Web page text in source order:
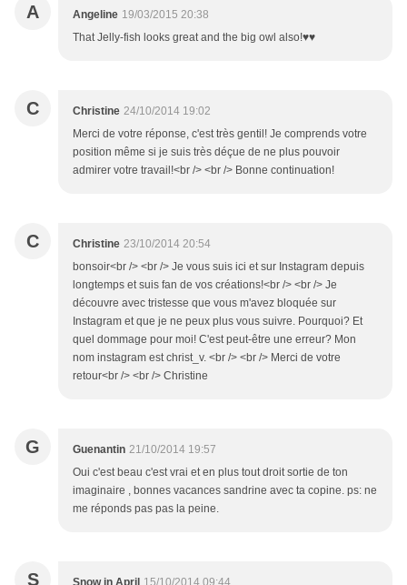
A Angeline 19/03/2015 20:38
That Jelly-fish looks great and the big owl also!♥♥
C Christine 24/10/2014 19:02
Merci de votre réponse, c'est très gentil! Je comprends votre
position même si je suis très déçue de ne plus pouvoir
admirer votre travail!<br /> <br /> Bonne continuation!
C Christine 23/10/2014 20:54
bonsoir<br /> <br /> Je vous suis ici et sur Instagram depuis
longtemps et suis fan de vos créations!<br /> <br /> Je
découvre avec tristesse que vous m'avez bloquée sur
Instagram et que je ne peux plus vous suivre. Pourquoi? Et
quel dommage pour moi! C'est peut-être une erreur? Mon
nom instagram est christ_v. <br /> <br /> Merci de votre
retour<br /> <br /> Christine
G Guenantin 21/10/2014 19:57
Oui c'est beau c'est vrai et en plus tout droit sortie de ton
imaginaire , bonnes vacances sandrine avec ta copine. ps: ne
me réponds pas pas la peine.
S Snow in April 15/10/2014 09:44